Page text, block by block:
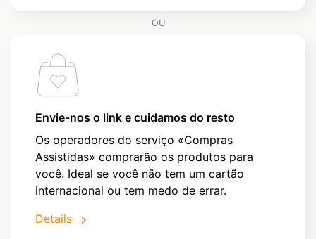
OU
Envie-nos o link e cuidamos do resto
Os operadores do serviço «Compras
Assistidas» comprarão os produtos para
você. Ideal se você não tem um cartão
internacional ou tem medo de errar.
Details